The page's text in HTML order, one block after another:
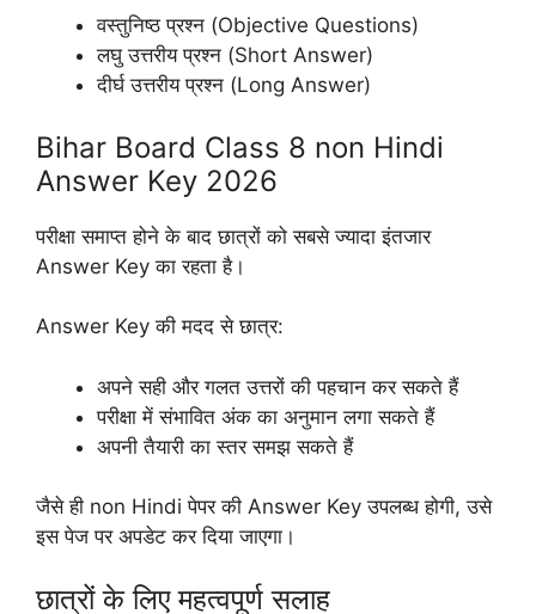
वस्तुनिष्ठ प्रश्न (Objective Questions)
लघु उत्तरीय प्रश्न (Short Answer)
दीर्घ उत्तरीय प्रश्न (Long Answer)
Bihar Board Class 8 non Hindi
Answer Key 2026
परीक्षा समाप्त होने के बाद छात्रों को सबसे ज्यादा इंतजार
Answer Key का रहता है।
Answer Key की मदद से छात्र:
अपने सही और गलत उत्तरों की पहचान कर सकते हैं
परीक्षा में संभावित अंक का अनुमान लगा सकते हैं
अपनी तैयारी का स्तर समझ सकते हैं
जैसे ही non Hindi पेपर की Answer Key उपलब्ध होगी, उसे
इस पेज पर अपडेट कर दिया जाएगा।
छात्रों के लिए महत्वपूर्ण सलाह